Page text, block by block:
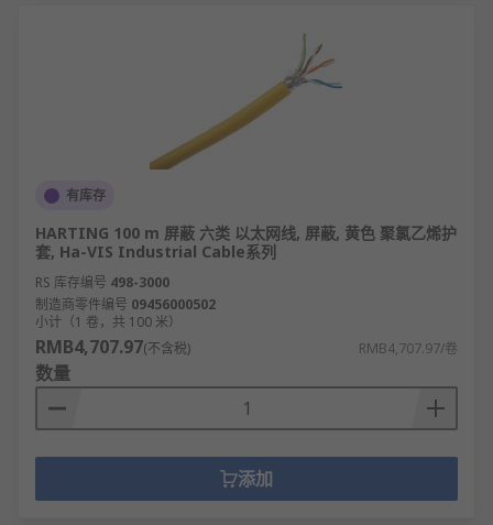
有库存
HARTING 100 m 屏蔽 六类 以太网线, 屏蔽, 黄色 聚氯乙烯护
套, Ha-VIS Industrial Cable系列
RS 库存编号 498-3000
制造商零件编号 09456000502
小计（1 卷，共 100 米）
RMB4,707.97(不含税) RMB4,707.97/卷
数量
添加